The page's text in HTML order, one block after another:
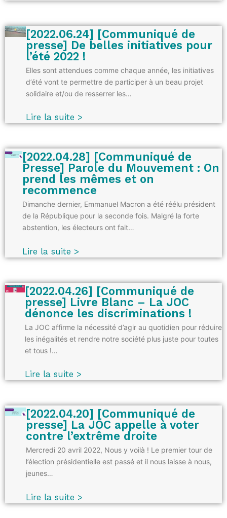
[2022.06.24] [Communiqué de
presse] De belles initiatives pour
l’été 2022 !
Elles sont attendues comme chaque année, les initiatives
d’été vont te permettre de participer à un beau projet
solidaire et/ou de resserrer les…
Lire la suite >
[2022.04.28] [Communiqué de
Presse] Parole du Mouvement : On
prend les mêmes et on
recommence
Dimanche dernier, Emmanuel Macron a été réélu président
de la République pour la seconde fois. Malgré la forte
abstention, les électeurs ont fait…
Lire la suite >
[2022.04.26] [Communiqué de
presse] Livre Blanc – La JOC
dénonce les discriminations !
La JOC affirme la nécessité d’agir au quotidien pour réduire
les inégalités et rendre notre société plus juste pour toutes
et tous !…
Lire la suite >
[2022.04.20] [Communiqué de
presse] La JOC appelle à voter
contre l’extrême droite
Mercredi 20 avril 2022, Nous y voilà ! Le premier tour de
l’élection présidentielle est passé et il nous laisse à nous,
jeunes…
Lire la suite >